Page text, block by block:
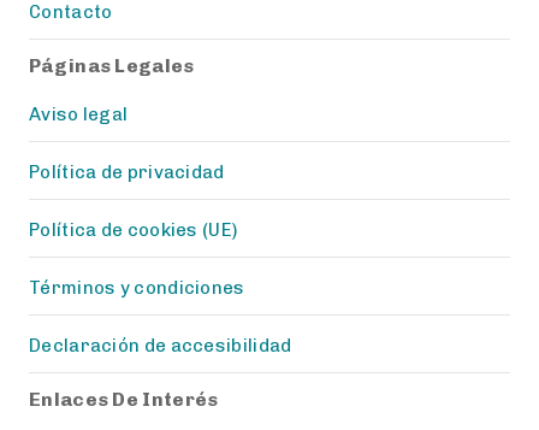
Contacto
Páginas Legales
Aviso legal
Política de privacidad
Política de cookies (UE)
Términos y condiciones
Declaración de accesibilidad
Enlaces De Interés